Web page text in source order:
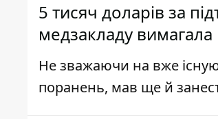
5 тисяч доларів за
медзакладу
Не зважаючи на вже
поранень, мав ще й